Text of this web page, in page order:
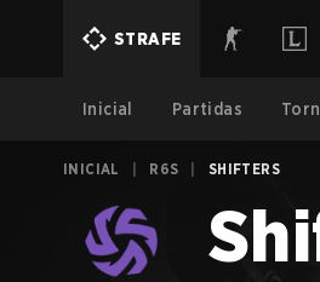
STRAFE
Inicial Partidas
INICIAL R6S SHIFTERS